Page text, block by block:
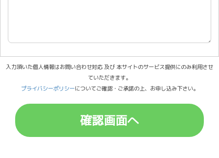
入力頂いた個人情報はお問い合わせ対応 及び 本サイトのサービス提供にのみ利用させ
ていただきます。
プライバシーポリシーについてご確認・ご承諾の上、お申し込み下さい。